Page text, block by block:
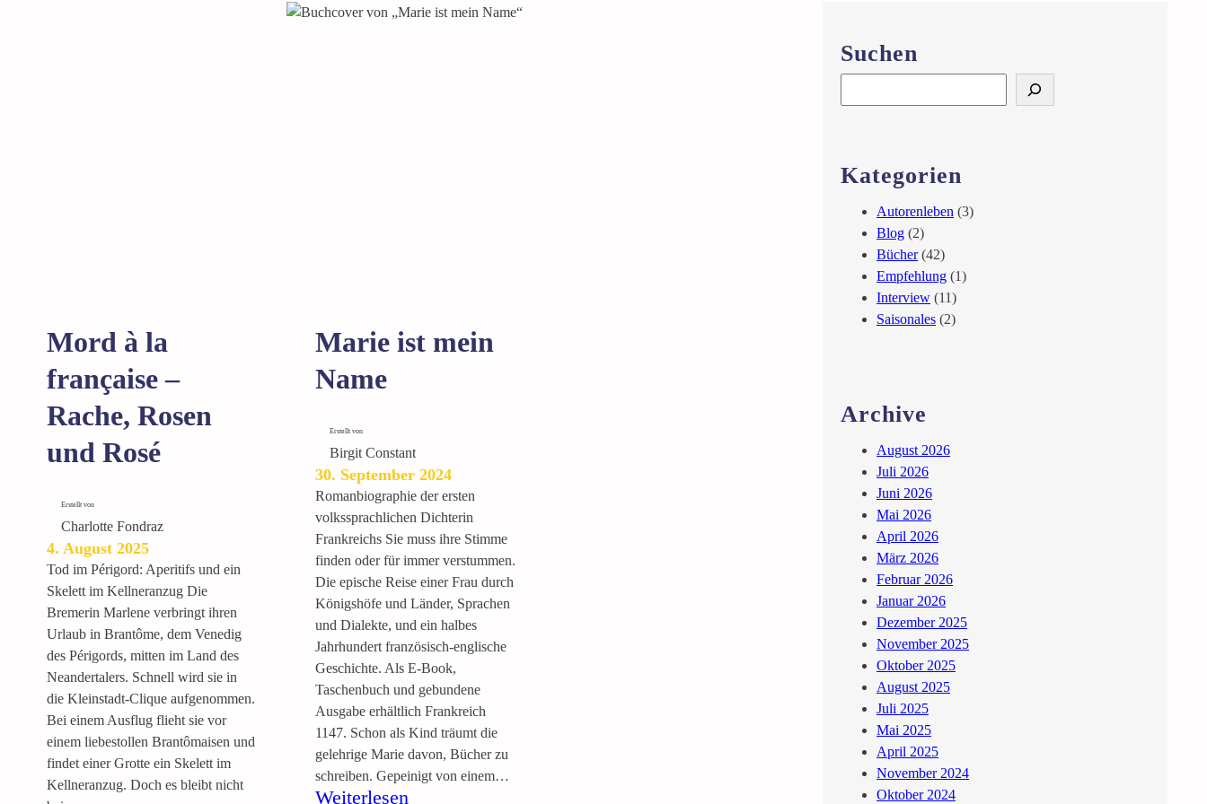
Mord à la
française –
Rache, Rosen
und Rosé
Erstellt von
Charlotte Fondraz
4. August 2025
Tod im Périgord: Aperitifs und ein
Skelett im Kellneranzug Die
Bremerin Marlene verbringt ihren
Urlaub in Brantôme, dem Venedig
des Périgords, mitten im Land des
Neandertalers. Schnell wird sie in
die Kleinstadt-Clique aufgenommen.
Bei einem Ausflug flieht sie vor
einem liebestollen Brantômaisen und
findet einer Grotte ein Skelett im
Kellneranzug. Doch es bleibt nicht
Marie ist mein
Name
Erstellt von
Birgit Constant
30. September 2024
Romanbiographie der ersten
volkssprachlichen Dichterin
Frankreichs Sie muss ihre Stimme
finden oder für immer verstummen.
Die epische Reise einer Frau durch
Königshöfe und Länder, Sprachen
und Dialekte, und ein halbes
Jahrhundert französisch-englische
Geschichte. Als E-Book,
Taschenbuch und gebundene
Ausgabe erhältlich Frankreich
1147. Schon als Kind träumt die
gelehrige Marie davon, Bücher zu
schreiben. Gepeinigt von einem…
Weiterlesen:
Suchen
e
c
Kategorien
Autorenleben (3)
Blog (2)
Bücher(42)
Empfehlung (1)
Interview (11)
Saisonales (2)
Archive
August 2026
Juli 2026
Juni 2026
Mai 2026
April 2026
März 2026
Februar 2026
Januar 2026
Dezember 2025
November 2025
Oktober 2025
August 2025
Juli 2025
Mai 2025
April 2025
November 2024
Oktober 2024